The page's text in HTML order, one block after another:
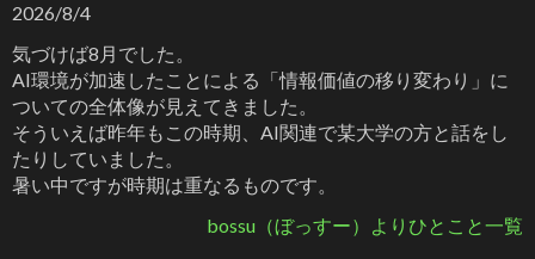
2026/8/4
気づけば8月でした。
AI環境が加速したことによる「情報価値の移り変わり」に
ついての全体像が見えてきました。
そういえば昨年もこの時期、AI関連で某大学の方と話をし
たりしていました。
暑い中ですが時期は重なるものです。
bossu（ぼっすー）よりひとこと一覧